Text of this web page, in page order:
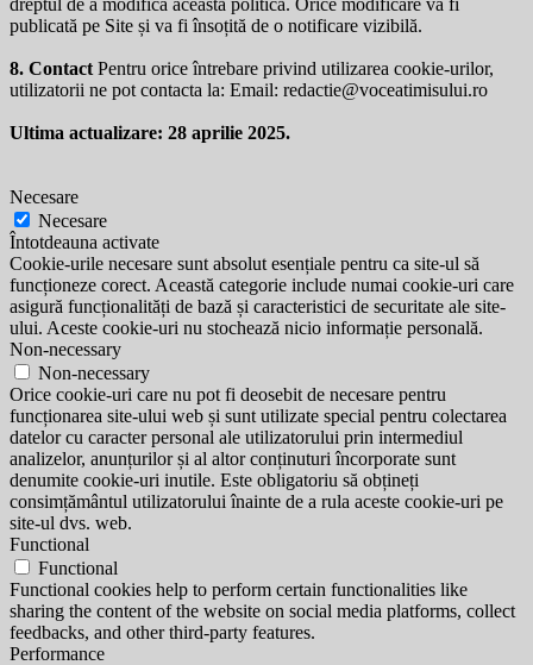
publicată pe Site și va fi însoțită de o notificare vizibilă.
8. Contact Pentru orice întrebare privind utilizarea cookie-urilor,
utilizatorii ne pot contacta la: Email: redactie@voceatimisului.ro
Ultima actualizare: 28 aprilie 2025.
Necesare
Necesare
Întotdeauna activate
Cookie-urile necesare sunt absolut esențiale pentru ca site-ul să
funcționeze corect. Această categorie include numai cookie-uri care
asigură funcționalități de bază și caracteristici de securitate ale site-
ului. Aceste cookie-uri nu stochează nicio informație personală.
Non-necessary
Non-necessary
Orice cookie-uri care nu pot fi deosebit de necesare pentru
funcționarea site-ului web și sunt utilizate special pentru colectarea
datelor cu caracter personal ale utilizatorului prin intermediul
analizelor, anunțurilor și al altor conținuturi încorporate sunt
denumite cookie-uri inutile. Este obligatoriu să obțineți
consimțământul utilizatorului înainte de a rula aceste cookie-uri pe
site-ul dvs. web.
Functional
Functional
Functional cookies help to perform certain functionalities like
sharing the content of the website on social media platforms, collect
feedbacks, and other third-party features.
Performance